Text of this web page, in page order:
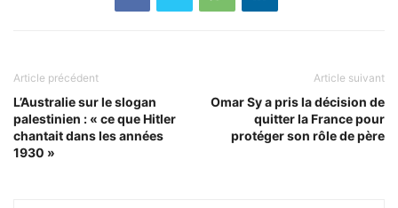
Article précédent
L’Australie sur le slogan
palestinien : « ce que Hitler
chantait dans les années
1930 »
Article suivant
Omar Sy a pris la décision de
quitter la France pour
protéger son rôle de père